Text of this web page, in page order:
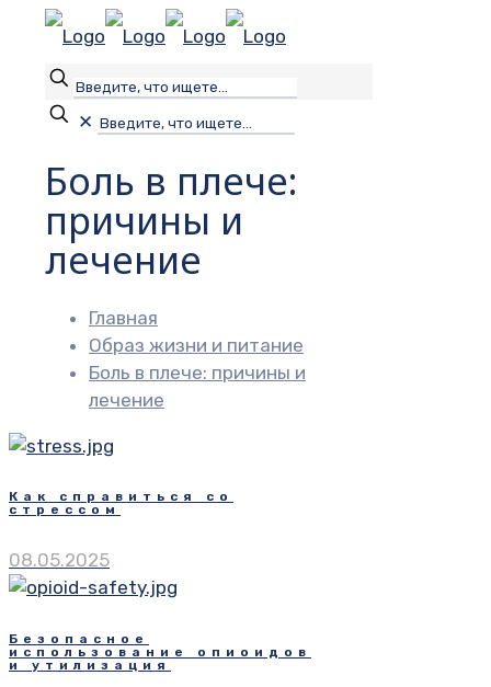
✕
Боль в плече:
причины и
лечение
Главная
Образ жизни и питание
Боль в плече: причины и
лечение
Как справиться со
стрессом
08.05.2025
Безопасное
использование опиоидов
и утилизация